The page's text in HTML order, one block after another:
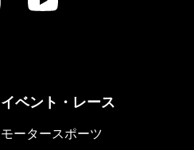
イベント・レース
モータースポーツ